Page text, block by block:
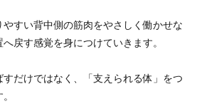
すい背中側の筋肉をやさしく働かせな
戻す感覚を身につけていきます。
だけではなく、「支えられる体」をつ